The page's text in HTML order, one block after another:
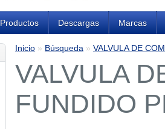
Productos Descargas Marcas
Inicio » Búsqueda » VALVULA DE
VALVULA
FUNDIDO